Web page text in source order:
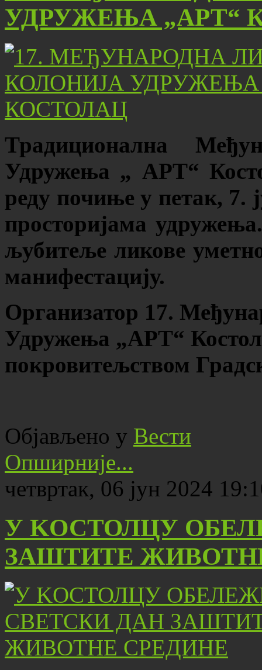
УДРУЖЕЊА „АРТ“
Традиционална
Удружења „ АРТ“
реду почиње у петак, 7.
просторијама
љубитеље ликове
манифестацију.
Организатор 17.
Удружења „АРТ“
покровитељством
Објављено у Вести
Опширније...
четвртак, 06 јун 2024
У KОСТОЛЦУ
ЗАШТИТЕ